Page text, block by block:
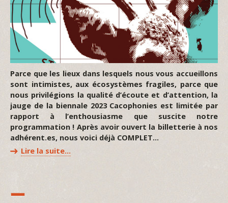
Parce que les lieux dans lesquels nous vous accueillons
sont intimistes, aux écosystèmes fragiles, parce que
nous privilégions la qualité d’écoute et d’attention, la
jauge de la biennale 2023 Cacophonies est limitée par
rapport à l’enthousiasme que suscite notre
programmation ! Après avoir ouvert la billetterie à nos
adhérent.es, nous voici déjà COMPLET…
Lire la suite…